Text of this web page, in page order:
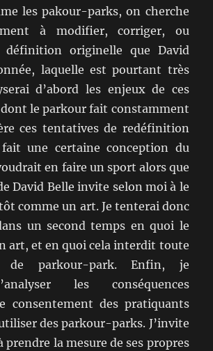
les pakour-parks, on cherche
à modifier, corriger, ou
définition originelle que David
laquelle est pourtant très
d’abord les enjeux de ces
le parkour fait constamment
ces tentatives de redéfinition
une certaine conception du
en faire un sport alors que
David Belle invite selon moi à le
comme un art. Je tenterai donc
un second temps en quoi le
art, et en quoi cela interdit toute
de parkour-park. Enfin, je
les conséquences
consentement des pratiquants
des parkour-parks. J’invite
prendre la mesure de ses propres